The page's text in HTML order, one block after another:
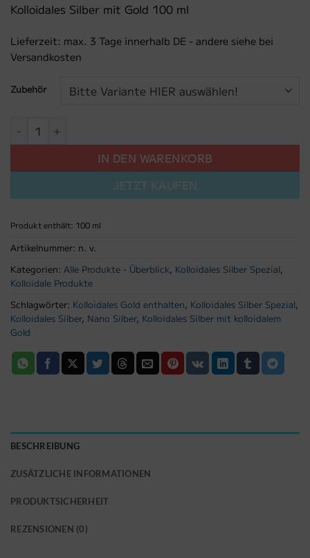
Kolloidales Silber mit Gold 100 ml
Lieferzeit: max. 3 Tage innerhalb DE - andere siehe bei
Versandkosten
Zubehör
Kolloidales Silber spezial mit 2% Gold - 100 ml in Mironglas
IN DEN WARENKORB
JETZT KAUFEN
Produkt enthält: 100 ml
Artikelnummer: n. v.
Kategorien: Alle Produkte - Überblick, Kolloidales Silber Spezial,
Kolloidale Produkte
Schlagwörter: Kolloidales Gold enthalten, Kolloidales Silber Spezial,
Kolloidales Silber, Nano Silber, Kolloidales Silber mit kolloidalem
Gold
BESCHREIBUNG
ZUSÄTZLICHE INFORMATIONEN
PRODUKTSICHERHEIT
REZENSIONEN (0)